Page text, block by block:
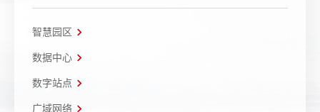
智慧园区
数据中心
数字站点
广域网络